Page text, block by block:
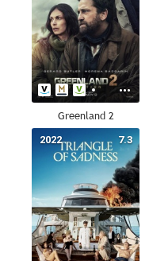
Greenland 2
7.3
2022